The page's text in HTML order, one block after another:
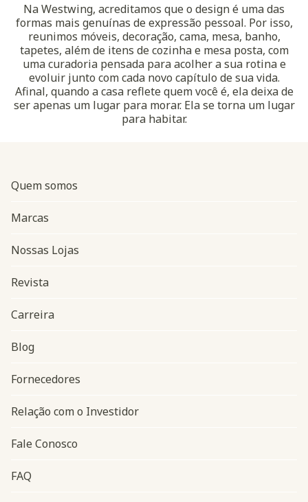
Na Westwing, acreditamos que o design é uma das
formas mais genuínas de expressão pessoal. Por isso,
reunimos móveis, decoração, cama, mesa, banho,
tapetes, além de itens de cozinha e mesa posta, com
uma curadoria pensada para acolher a sua rotina e
evoluir junto com cada novo capítulo de sua vida.
Afinal, quando a casa reflete quem você é, ela deixa de
ser apenas um lugar para morar. Ela se torna um lugar
para habitar.
Navegação do rodapé
Quem somos
Marcas
Nossas Lojas
Revista
Carreira
Blog
Fornecedores
Relação com o Investidor
Fale Conosco
FAQ